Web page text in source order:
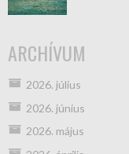
ARCHÍVUM
2026. július
2026. június
2026. május